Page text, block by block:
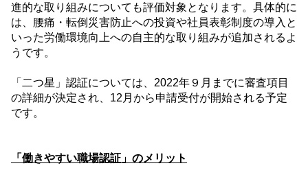
進的な取り組みについても評価対象となります。具体的に
は、腰痛・転倒災害防止への投資や社員表彰制度の導入と
いった労働環境向上への自主的な取り組みが追加されるよ
うです。
「二つ星」認証については、 2022年 ９ 月までに審査項目
の詳細が決定され、 12 月から申請受付が開始される予定
です。
「働きやすい職場認証」のメリット